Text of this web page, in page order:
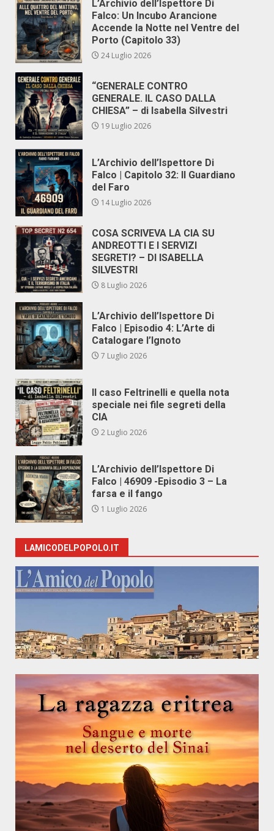
L’Archivio dell’Ispettore Di
Falco: Un Incubo Arancione
Accende la Notte nel Ventre del
Porto (Capitolo 33)
24 Luglio 2026
“GENERALE CONTRO
GENERALE. IL CASO DALLA
CHIESA” – di Isabella Silvestri
19 Luglio 2026
L’Archivio dell’Ispettore Di
Falco | Capitolo 32: Il Guardiano
del Faro
14 Luglio 2026
COSA SCRIVEVA LA CIA SU
ANDREOTTI E I SERVIZI
SEGRETI? – DI ISABELLA
SILVESTRI
8 Luglio 2026
L’Archivio dell’Ispettore Di
Falco | Episodio 4: L’Arte di
Catalogare l’Ignoto
7 Luglio 2026
Il caso Feltrinelli e quella nota
speciale nei file segreti della
CIA
2 Luglio 2026
L’Archivio dell’Ispettore Di
Falco | 46909 -Episodio 3 – La
farsa e il fango
1 Luglio 2026
LAMICODELPOPOLO.IT